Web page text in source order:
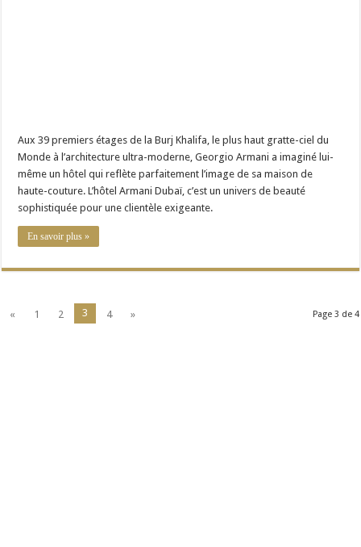
Aux 39 premiers étages de la Burj Khalifa, le plus haut gratte-ciel du
Monde à l’architecture ultra-moderne, Georgio Armani a imaginé lui-
même un hôtel qui reflète parfaitement l’image de sa maison de
haute-couture. L’hôtel Armani Dubaï, c’est un univers de beauté
sophistiquée pour une clientèle exigeante.
En savoir plus »
Page 3 de 4
« 1 2 3 4 »